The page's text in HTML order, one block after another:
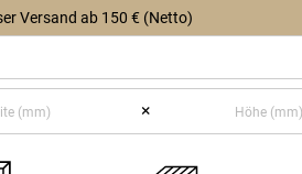
Versand ab 150 € (Netto)
×